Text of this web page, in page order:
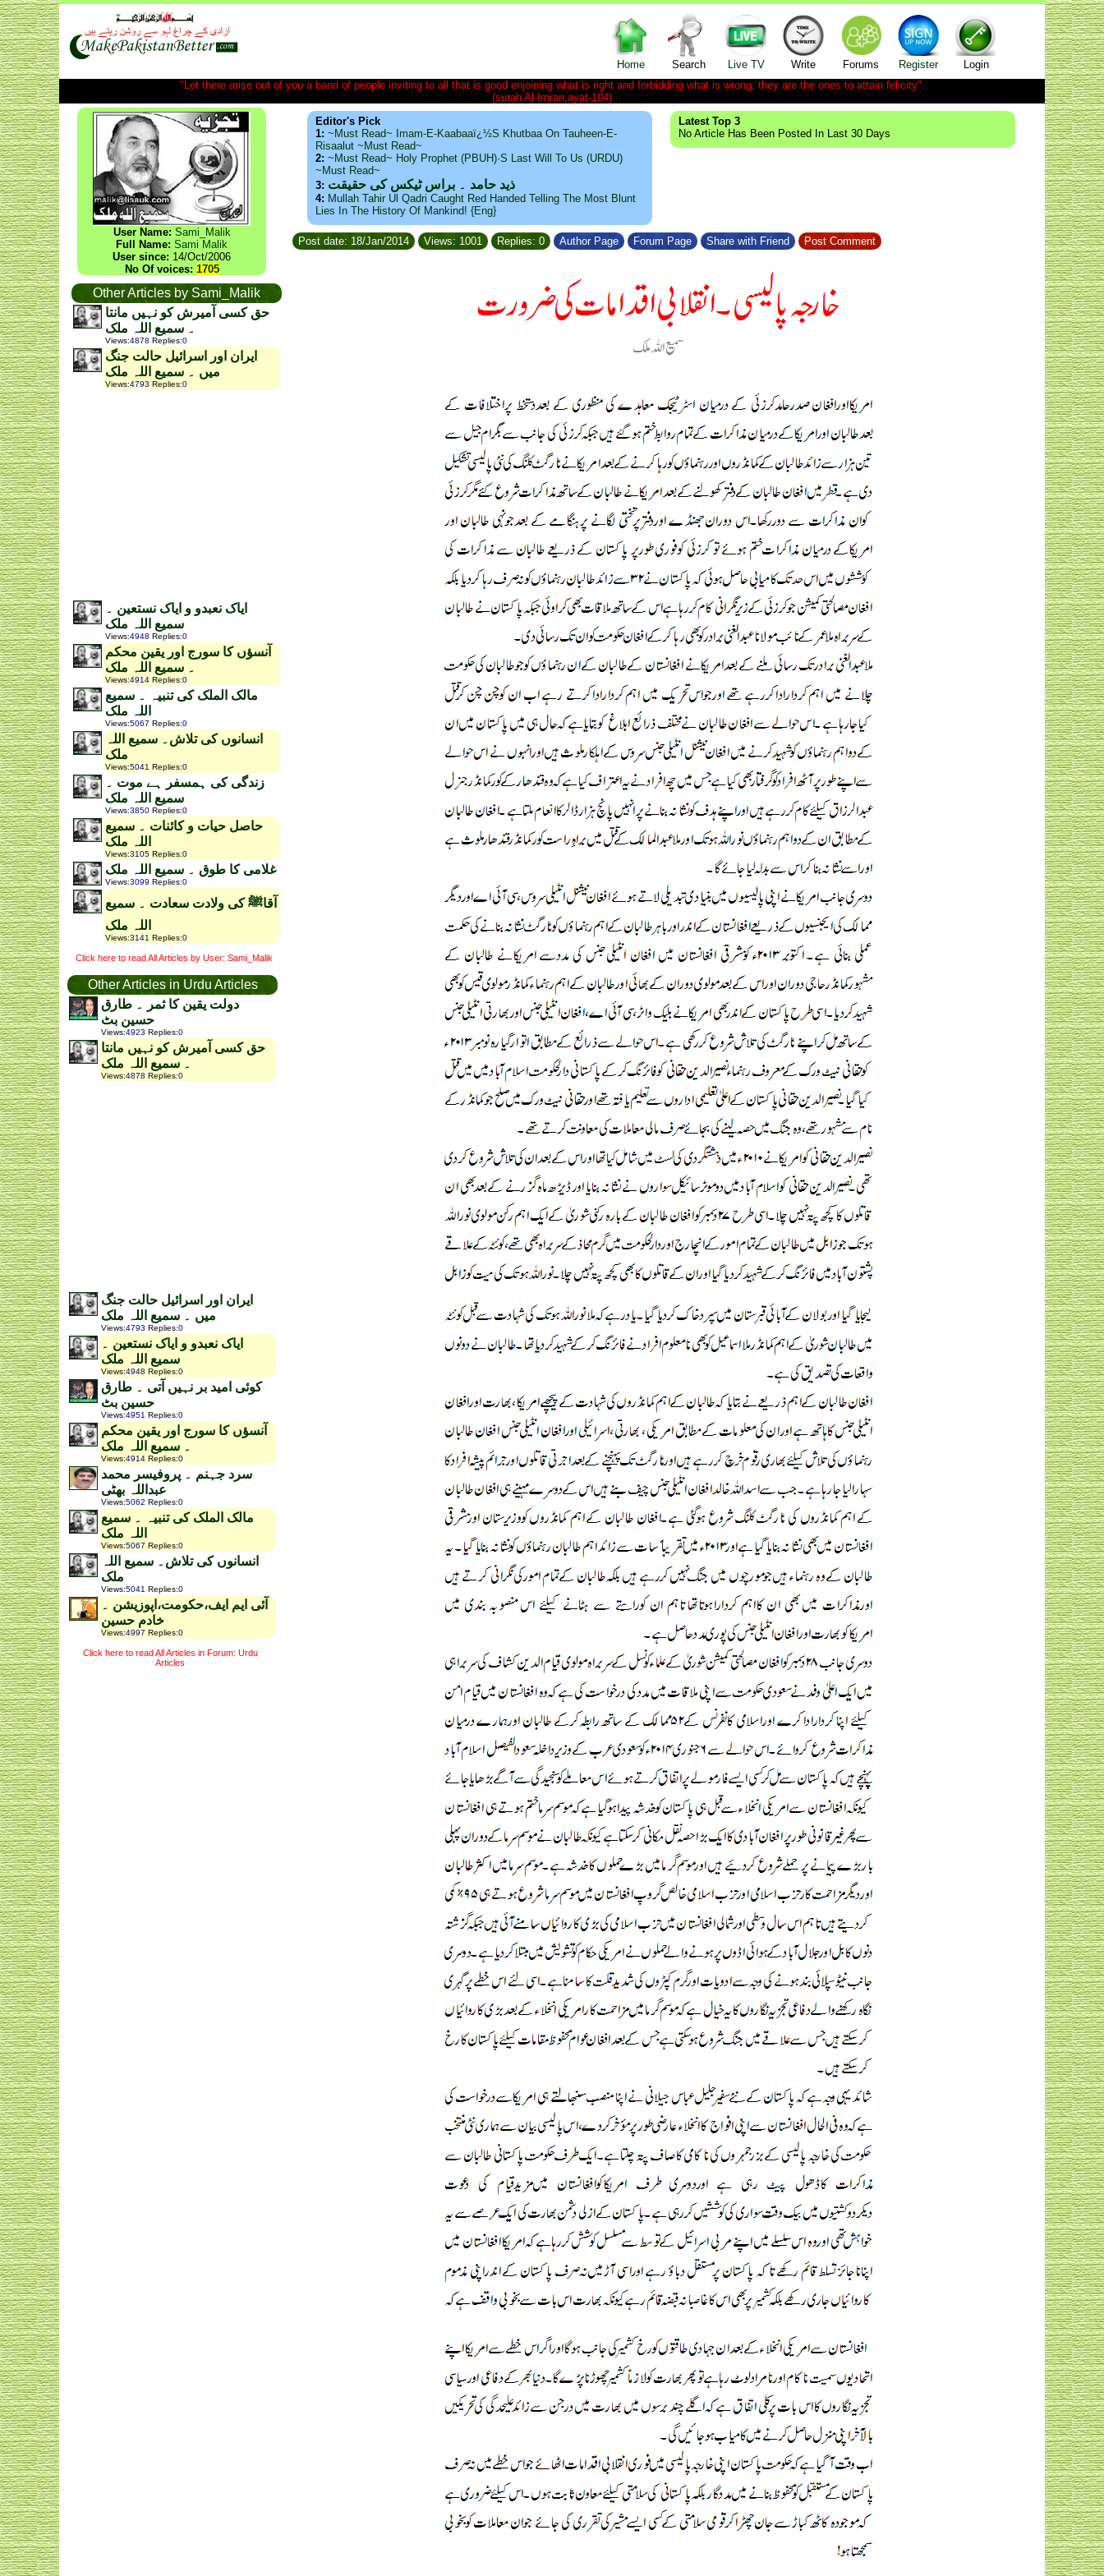
Home Search Live TV Write Forums Register
Login
"Let there arise out of you a band of people inviting to all that is good enjoining what is right and forbidding what is wrong; they are the ones to attain felicity".
(surah Al-Imran,ayat-104)
User Name: Sami_Malik
Full Name: Sami Malik
User since: 14/Oct/2006
No Of voices: 1705
Other Articles by Sami_Malik
حق کسی آمیرش کو نہیں مانتا
۔ سمیع اللہ ملک
Views:4878 Replies:0
ایران اور اسرائیل حالت جنگ
میں ۔ سمیع اللہ ملک
Views:4793 Replies:0
ایاک نعبدو و ایاک نستعین ۔
سمیع اللہ ملک
Views:4948 Replies:0
آنسؤں کا سورج اور یقین محکم
۔ سمیع اللہ ملک
Views:4914 Replies:0
مالک الملک کی تنبیہ ۔ سمیع
اللہ ملک
Views:5067 Replies:0
انسانوں کی تلاش۔ سمیع اللہ
ملک
Views:5041 Replies:0
زندگی کی ہمسفر ہے موت ۔
سمیع اللہ ملک
Views:3850 Replies:0
حاصل حیات و کائنات ۔ سمیع
اللہ ملک
Views:3105 Replies:0
غلامی کا طوق ۔ سمیع اللہ ملک
Views:3099 Replies:0
آقاﷺ کی ولادت سعادت ۔ سمیع
اللہ ملک
Views:3141 Replies:0
Click here to read All Articles by User: Sami_Malik
Other Articles in Urdu Articles
دولت یقین کا ثمر ۔ طارق
حسین بٹ
Views:4923 Replies:0
حق کسی آمیرش کو نہیں مانتا
۔ سمیع اللہ ملک
Views:4878 Replies:0
ایران اور اسرائیل حالت جنگ
میں ۔ سمیع اللہ ملک
Views:4793 Replies:0
ایاک نعبدو و ایاک نستعین ۔
سمیع اللہ ملک
Views:4948 Replies:0
کوئی امید بر نہیں آتی ۔ طارق
حسین بٹ
Views:4951 Replies:0
آنسؤں کا سورج اور یقین محکم
۔ سمیع اللہ ملک
Views:4914 Replies:0
سرد جہنم ۔ پروفیسر محمد
عبداللہ بھٹی
Views:5062 Replies:0
مالک الملک کی تنبیہ ۔ سمیع
اللہ ملک
Views:5067 Replies:0
انسانوں کی تلاش۔ سمیع اللہ
ملک
Views:5041 Replies:0
آئی ایم ایف،حکومت،اپوزیشن ۔
خادم حسین
Views:4997 Replies:0
Click here to read All Articles in Forum: Urdu
Articles
Editor's Pick
1: ~Must Read~ Imam-E-Kaabaaï¿½s Khutbaa On Tauheen-E-
Risaalut ~Must Read~
2: ~Must Read~ Holy Prophet (PBUH)·s Last Will To Us (URDU)
~Must Read~
3: ذید حامد ۔ براس ٹیکس کی حقیقت
4: Mullah Tahir Ul Qadri Caught Red Handed Telling The Most Blunt
Lies In The History Of Mankind! {Eng}
Latest Top 3
No Article Has Been Posted In Last 30 Days
Post date: 18/Jan/2014 Views: 1001 Replies: 0 Author Page Forum Page Share with Friend Post Comment